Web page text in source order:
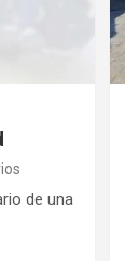
de una